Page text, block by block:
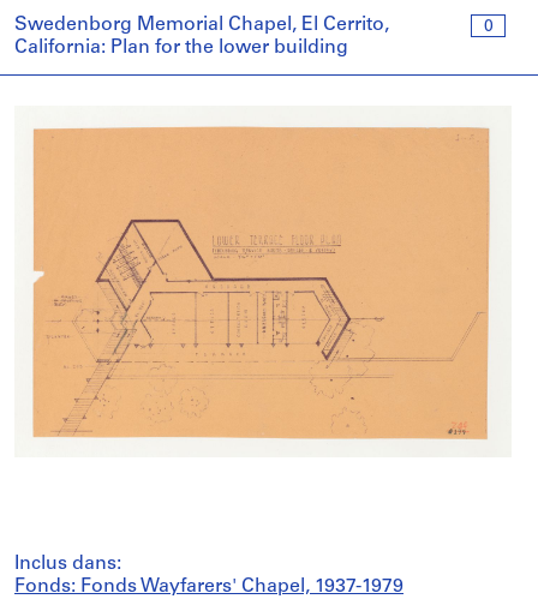
0
Swedenborg Memorial Chapel, El Cerrito,
California: Plan for the lower building
Inclus dans:
Fonds: Fonds Wayfarers' Chapel, 1937-1979